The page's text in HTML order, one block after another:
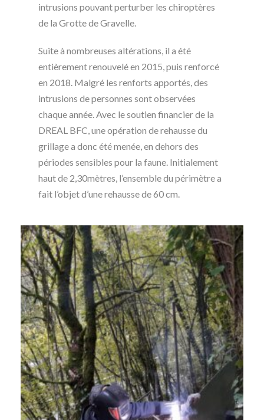
intrusions pouvant perturber les chiroptères
de la Grotte de Gravelle.
Suite à nombreuses altérations, il a été
entièrement renouvelé en 2015, puis renforcé
en 2018. Malgré les renforts apportés, des
intrusions de personnes sont observées
chaque année. Avec le soutien financier de la
DREAL BFC, une opération de rehausse du
grillage a donc été menée, en dehors des
périodes sensibles pour la faune. Initialement
haut de 2,30mètres, l’ensemble du périmètre a
fait l’objet d’une rehausse de 60 cm.